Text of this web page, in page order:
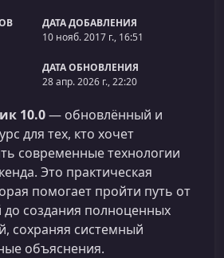
ДАТА ДОБАВЛЕНИЯ
10 нояб. 2017 г., 16:51
ДАТА ОБНОВЛЕНИЯ
28 апр. 2026 г., 22:20
10.0— обновлённый и
для тех, кто хочет
современные технологии
Это практическая
помогает пройти путь от
до создания полноценных
сохраняя системный
объяснения.